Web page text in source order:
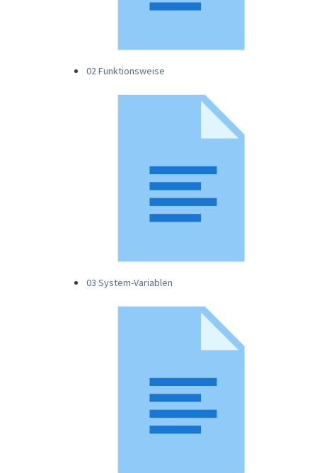
02 Funktionsweise
03 System-Variablen